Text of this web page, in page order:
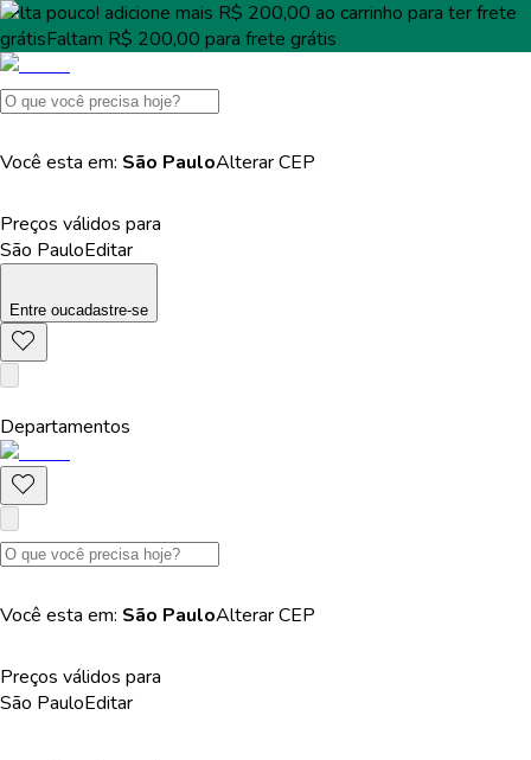
Falta pouco! adicione mais R$ 200,00 ao carrinho para terfrete
grátisFaltam R$ 200,00 para frete grátis
Você esta em: São PauloAlterarCEP
Preços válidos para
São PauloEditar
Entre oucadastre-se
Departamentos
Você esta em: São PauloAlterarCEP
Preços válidos para
São PauloEditar